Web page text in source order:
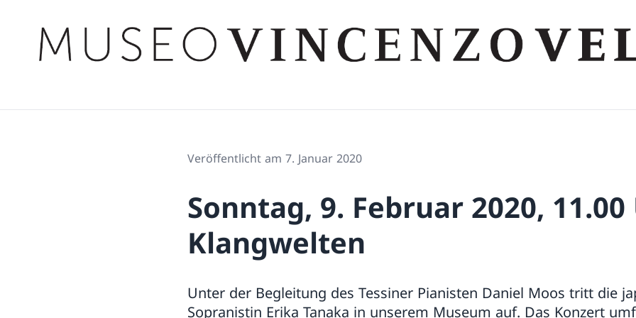
Veröffentlicht am 7. Januar 2020
Sonntag, 9. Februar 2020, 11.00
Klangwelten
Unter der Begleitung des Tessiner Pianisten Daniel Moos tritt die
Sopranistin Erika Tanaka in unserem Museum auf. Das Konzert